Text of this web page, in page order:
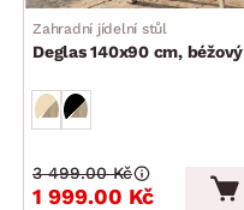
Zahradní jídelní stůl
Deglas 140x90 cm, béžový
1 999.00 Kč
3 499.00 Kč